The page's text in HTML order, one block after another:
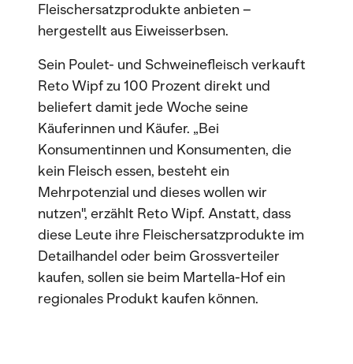
Fleischersatzprodukte anbieten –
hergestellt aus Eiweisserbsen.
Sein Poulet- und Schweinefleisch verkauft
Reto Wipf zu 100 Prozent direkt und
beliefert damit jede Woche seine
Käuferinnen und Käufer. „Bei
Konsumentinnen und Konsumenten, die
kein Fleisch essen, besteht ein
Mehrpotenzial und dieses wollen wir
nutzen", erzählt Reto Wipf. Anstatt, dass
diese Leute ihre Fleischersatzprodukte im
Detailhandel oder beim Grossverteiler
kaufen, sollen sie beim Martella-Hof ein
regionales Produkt kaufen können.